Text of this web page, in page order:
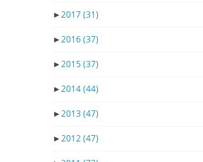
►2017(31)
►2016(37)
►2015(37)
►2014(44)
►2013 (47)
►2012(47)